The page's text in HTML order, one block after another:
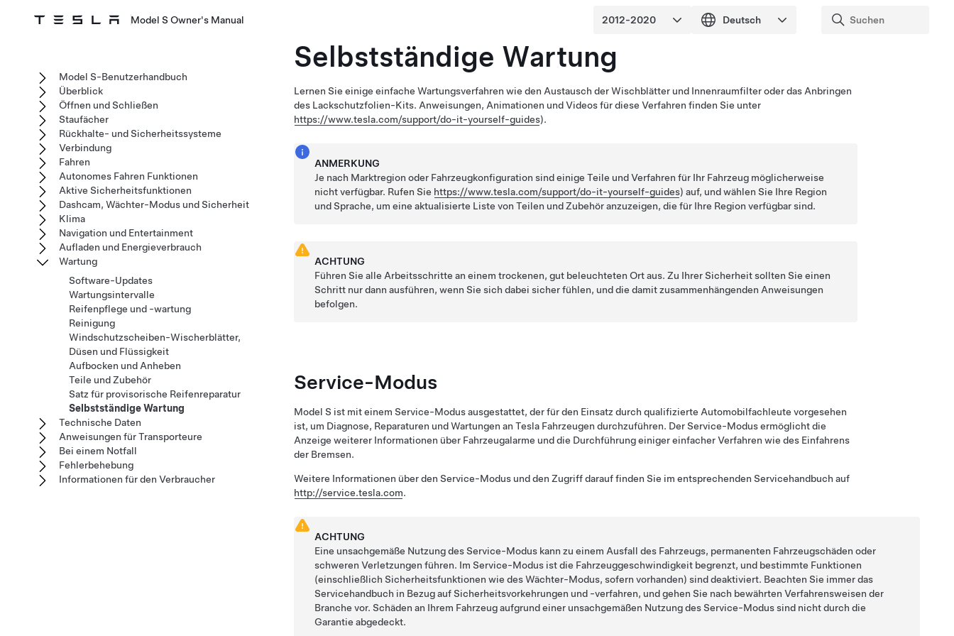
Model S Owner's Manual
Selbstständige Wartung
Lernen Sie einige einfache Wartungsverfahren wie den Austausch der Wischblätter und Innenraumfilter oder das Anbringen
des Lackschutzfolien-Kits. Anweisungen, Animationen und Videos für diese Verfahren finden Sie unter
https://www.tesla.com/support/do-it-yourself-guides).
ANMERKUNG
Je nach Marktregion oder Fahrzeugkonfiguration sind einige Teile und Verfahren für Ihr Fahrzeug möglicherweise
nicht verfügbar. Rufen Sie https://www.tesla.com/support/do-it-yourself-guides) auf, und wählen Sie Ihre Region
und Sprache, um eine aktualisierte Liste von Teilen und Zubehör anzuzeigen, die für Ihre Region verfügbar sind.
ACHTUNG
Führen Sie alle Arbeitsschritte an einem trockenen, gut beleuchteten Ort aus. Zu Ihrer Sicherheit sollten Sie einen
Schritt nur dann ausführen, wenn Sie sich dabei sicher fühlen, und die damit zusammenhängenden Anweisungen
befolgen.
Service-Modus
Model S ist mit einem Service-Modus ausgestattet, der für den Einsatz durch qualifizierte Automobilfachleute vorgesehen
ist, um Diagnose, Reparaturen und Wartungen an Tesla Fahrzeugen durchzuführen. Der Service-Modus ermöglicht die
Anzeige weiterer Informationen über Fahrzeugalarme und die Durchführung einiger einfacher Verfahren wie des Einfahrens
der Bremsen.
Weitere Informationen über den Service-Modus und den Zugriff darauf finden Sie im entsprechenden Servicehandbuch auf
http://service.tesla.com.
ACHTUNG
Eine unsachgemäße Nutzung des Service-Modus kann zu einem Ausfall des Fahrzeugs, permanenten Fahrzeugschäden oder
schweren Verletzungen führen. Im Service-Modus ist die Fahrzeuggeschwindigkeit begrenzt, und bestimmte Funktionen
(einschließlich Sicherheitsfunktionen wie des Wächter-Modus, sofern vorhanden) sind deaktiviert. Beachten Sie immer das
Servicehandbuch in Bezug auf Sicherheitsvorkehrungen und -verfahren, und gehen Sie nach bewährten Verfahrensweisen der
Branche vor. Schäden an Ihrem Fahrzeug aufgrund einer unsachgemäßen Nutzung des Service-Modus sind nicht durch die
Garantie abgedeckt.
Model S-Benutzerhandbuch
Überblick
Öffnen und Schließen
Staufächer
Rückhalte- und Sicherheitssysteme
Verbindung
Fahren
Autonomes Fahren Funktionen
Aktive Sicherheitsfunktionen
Dashcam, Wächter-Modus und Sicherheit
Klima
Navigation und Entertainment
Aufladen und Energieverbrauch
Wartung
Software-Updates
Wartungsintervalle
Reifenpflege und -wartung
Reinigung
Windschutzscheiben-Wischerblätter,
Düsen und Flüssigkeit
Aufbocken und Anheben
Teile und Zubehör
Satz für provisorische Reifenreparatur
Selbstständige Wartung
Technische Daten
Anweisungen für Transporteure
Bei einem Notfall
Fehlerbehebung
Informationen für den Verbraucher